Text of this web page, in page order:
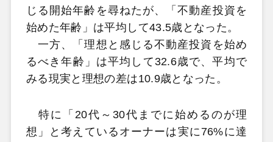
じる開始年齢を尋ねたが、「不動産投資を
始めた年齢」は平均して43.5歳となった。
一方、「理想と感じる不動産投資を始め
るべき年齢」は平均して32.6歳で、平均で
みる現実と理想の差は10.9歳となった。
特に「20代～30代までに始めるのが理
想」と考えているオーナーは実に76%に達